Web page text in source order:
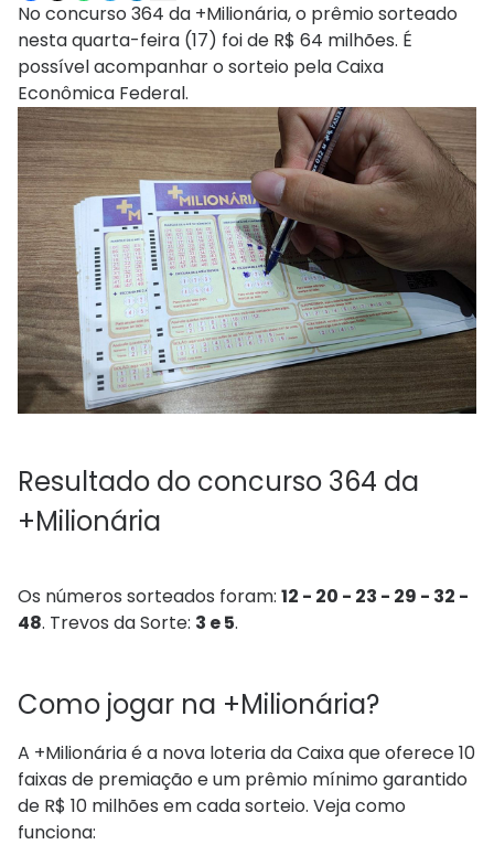
No concurso 364 da +Milionária, o prêmio sorteado
nesta quarta-feira (17) foi de R$ 64 milhões. É
possível acompanhar o sorteio pela Caixa
Econômica Federal.
Resultado do concurso 364 da
+Milionária
Os números sorteados foram: 12 - 20 - 23 - 29 - 32 -
48. Trevos da Sorte: 3 e 5.
Como jogar na +Milionária?
A +Milionária é a nova loteria da Caixa que oferece 10
faixas de premiação e um prêmio mínimo garantido
de R$ 10 milhões em cada sorteio. Veja como
funciona: